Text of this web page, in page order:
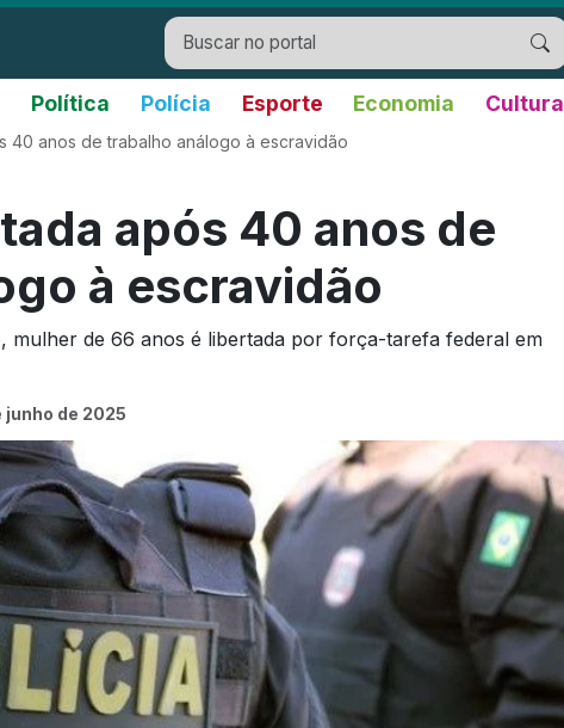
Política Polícia Esporte Economia Cultura
40 anos de trabalho análogo à escravidão
após 40 anos de
à escravidão
mulher de 66 anos é libertada por força-tarefa federal em
junho de 2025